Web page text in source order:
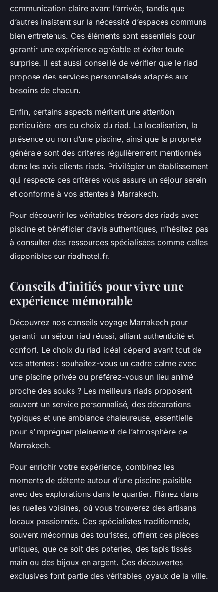
communication claire avant l’arrivée, tandis que
d’autres insistent sur la nécessité d’espaces communs
bien entretenus. Ces éléments sont essentiels pour
garantir une expérience agréable et éviter toute
surprise. Il est aussi conseillé de vérifier que le riad
propose des services personnalisés adaptés aux
besoins de chacun.
Enfin, certains aspects méritent une attention
particulière lors du choix du riad. La localisation, la
présence ou non d’une piscine, ainsi que la propreté
générale sont des critères régulièrement mentionnés
dans les avis clients riads. Privilégier un établissement
qui respecte ces critères vous assure un séjour serein
et conforme à vos attentes à Marrakech.
Pour découvrir les véritables trésors des riads avec
piscine et bénéficier d’avis authentiques, n’hésitez pas
à consulter des ressources spécialisées comme celles
disponibles sur riadhotel.fr.
Conseils d’initiés pour vivre une
expérience mémorable
Découvrez nos conseils voyage Marrakech pour
garantir un séjour riad réussi, alliant authenticité et
confort. Le choix du riad idéal dépend avant tout de
vos attentes : souhaitez-vous un cadre calme avec
une piscine privée ou préférez-vous un lieu animé
proche des souks ? Les meilleurs riads proposent
souvent un service personnalisé, des décorations
typiques et une ambiance chaleureuse, essentielle
pour s’imprégner pleinement de l’atmosphère de
Marrakech.
Pour enrichir votre expérience, combinez les
moments de détente autour d’une piscine paisible
avec des explorations dans le quartier. Flânez dans
les ruelles voisines, où vous trouverez des artisans
locaux passionnés. Ces spécialistes traditionnels,
souvent méconnus des touristes, offrent des pièces
uniques, que ce soit des poteries, des tapis tissés
main ou des bijoux en argent. Ces découvertes
exclusives font partie des véritables joyaux de la ville.